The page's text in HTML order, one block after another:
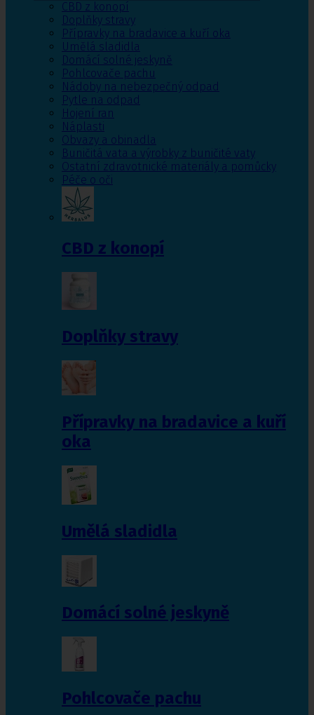
CBD z konopí
Doplňky stravy
Přípravky na bradavice a kuří oka
Umělá sladidla
Domácí solné jeskyně
Pohlcovače pachu
Nádoby na nebezpečný odpad
Pytle na odpad
Hojení ran
Náplasti
Obvazy a obinadla
Buničitá vata a výrobky z buničité vaty
Ostatní zdravotnické materiály a pomůcky
Péče o oči
CBD z konopí
Doplňky stravy
Přípravky na bradavice a kuří
oka
Umělá sladidla
Domácí solné jeskyně
Pohlcovače pachu